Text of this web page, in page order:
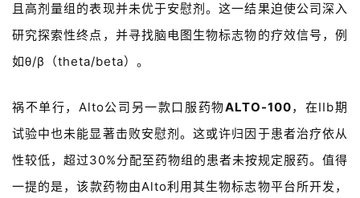
精
彩
动
B
D
投
融
资
且高剂量组的表现并未优于安慰剂。这一结果迫使公司深入
研究探索性终点，并寻找脑电图生物标志物的疗效信号，例
如θ/β（theta/beta）。
祸不单行， Alto公司另一款口服药物ALTO-100，在IIb期
试验中也未能显著击败安慰剂。这或许归因于患者治疗依从
性较低，超过30%分配至药物组的患者未按规定服药。值得
一提的是，该款药物由Alto利用其生物标志物平台所开发，